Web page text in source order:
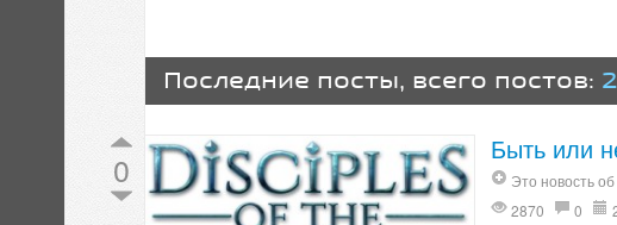
Последние посты, всего постов: 2
0 Быть или
Это новость об
2870
0